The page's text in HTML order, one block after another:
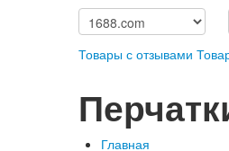
Товары с отзывами
Главная